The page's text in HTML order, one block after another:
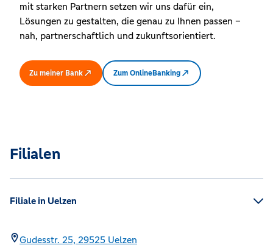
mit starken Partnern setzen wir uns dafür ein,
Lösungen zu gestalten, die genau zu Ihnen passen –
nah, partnerschaftlich und zukunftsorientiert.
Zu meiner Bank Zum OnlineBanking
Filialen
Filiale in Uelzen
Gudesstr. 25, 29525 Uelzen